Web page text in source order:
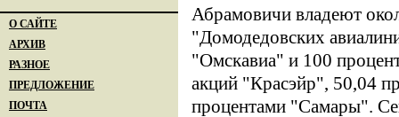
О САЙТЕ
АРХИВ
РАЗНОЕ
ПРЕДЛОЖЕНИЕ
ПОЧТА
Абрамовичи владеют
"Домодедовских
"Омскавиа" и 100
акций "Красэйр", 50,04
процентами "Самары".